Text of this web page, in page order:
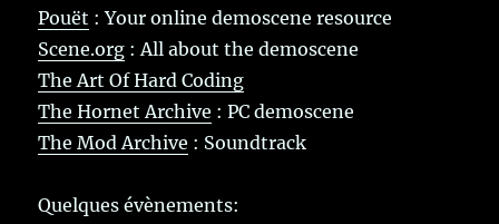
Pouët : Your online demoscene resource
Scene.org : All about the demoscene
The Art Of Hard Coding
The Hornet Archive : PC demoscene
The Mod Archive : Soundtrack
Quelques évènements: